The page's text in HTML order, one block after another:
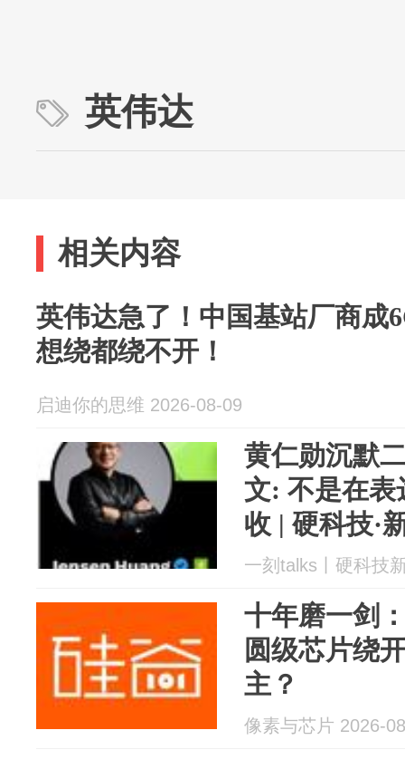
英伟达
相关内容
英伟达急了！中国基站厂商成
想绕都绕不开！
启迪你的思维 2026-08-09
黄仁勋沉默
文: 不是在表
收 | 硬科技·
一刻talks丨硬科技
十年磨一剑
圆级芯片绕
主？
像素与芯片 2026-